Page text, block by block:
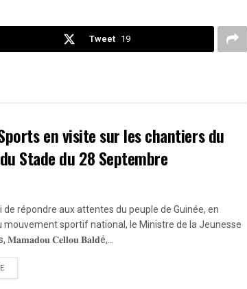
Tweet 19
en visite sur les chantiers du
Stade du 28 Septembre
de répondre aux attentes du peuple de Guinée, en
mouvement sportif national, le Ministre de la Jeunesse
𝐌𝐚𝐦𝐚𝐝𝐨𝐮 𝐂𝐞𝐥𝐥𝐨𝐮 𝐁𝐚𝐥𝐝é,...